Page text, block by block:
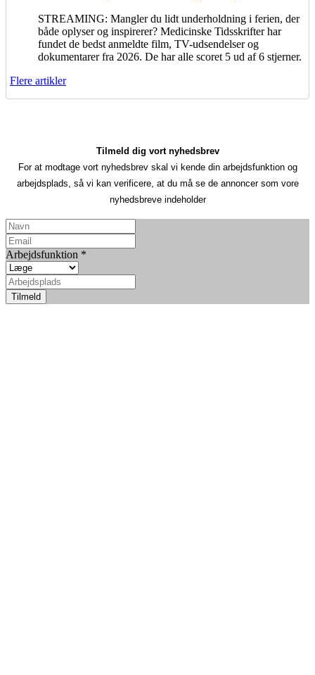
STREAMING: Mangler du lidt underholdning i ferien, der
både oplyser og inspirerer? Medicinske Tidsskrifter har
fundet de bedst anmeldte film, TV-udsendelser og
dokumentarer fra 2026. De har alle scoret 5 ud af 6 stjerner.
Flere artikler
Tilmeld dig vort nyhedsbrev
For at modtage vort nyhedsbrev skal vi kende din arbejdsfunktion og
arbejdsplads, så vi kan verificere, at du må se de annoncer som vore
nyhedsbreve indeholder
Arbejdsfunktion *
Tilmeld